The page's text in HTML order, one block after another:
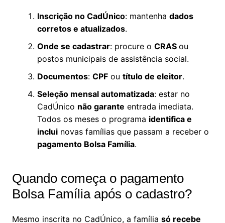
Inscrição no CadÚnico: mantenha dados
corretos e atualizados.
Onde se cadastrar: procure o CRAS ou
postos municipais de assistência social.
Documentos: CPFou título de eleitor.
Seleção mensal automatizada: estar no
CadÚnico não garante entrada imediata.
Todos os meses o programa identifica e
incluinovas famílias que passam a receber o
pagamento Bolsa Família.
Quando começa o pagamento
Bolsa Família após o cadastro?
Mesmo inscrita no CadÚnico, a família só recebe